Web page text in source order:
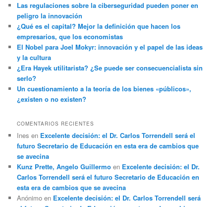
Las regulaciones sobre la ciberseguridad pueden poner en
peligro la innovación
¿Qué es el capital? Mejor la definición que hacen los
empresarios, que los economistas
El Nobel para Joel Mokyr: innovación y el papel de las ideas
y la cultura
¿Era Hayek utilitarista? ¿Se puede ser consecuencialista sin
serlo?
Un cuestionamiento a la teoría de los bienes «públicos»,
¿existen o no existen?
COMENTARIOS RECIENTES
Ines en Excelente decisión: el Dr. Carlos Torrendell será el
futuro Secretario de Educación en esta era de cambios que
se avecina
Kunz Prette, Angelo Guillermo en Excelente decisión: el Dr.
Carlos Torrendell será el futuro Secretario de Educación en
esta era de cambios que se avecina
Anónimo en Excelente decisión: el Dr. Carlos Torrendell será